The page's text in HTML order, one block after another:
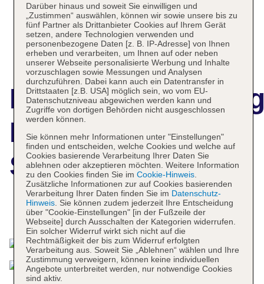
Residence Jean
Sebastien Bach
Das bietet Ihre Unterkunft
Darüber hinaus und soweit Sie einwilligen und
„Zustimmen“ auswählen, können wir sowie unsere bis zu
fünf Partner als Drittanbieter Cookies auf Ihrem Gerät
setzen, andere Technologien verwenden und
personenbezogene Daten [z. B. IP-Adresse] von Ihnen
erheben und verarbeiten, um Ihnen auf oder neben
unserer Webseite personalisierte Werbung und Inhalte
vorzuschlagen sowie Messungen und Analysen
durchzuführen. Dabei kann auch ein Datentransfer in
Drittstaaten [z.B. USA] möglich sein, wo vom EU-
Datenschutzniveau abgewichen werden kann und
Zugriffe von dortigen Behörden nicht ausgeschlossen
werden können.
Sie können mehr Informationen unter "Einstellungen"
finden und entscheiden, welche Cookies und welche auf
Cookies basierende Verarbeitung Ihrer Daten Sie
ablehnen oder akzeptieren möchten. Weitere Information
zu den Cookies finden Sie im Cookie-Hinweis.
Zusätzliche Informationen zur auf Cookies basierenden
Verarbeitung Ihrer Daten finden Sie im Datenschutz-
Hinweis. Sie können zudem jederzeit Ihre Entscheidung
über "Cookie-Einstellungen" [in der Fußzeile der
Webseite] durch Ausschalten der Kategorien widerrufen.
Ein solcher Widerruf wirkt sich nicht auf die
Rechtmäßigkeit der bis zum Widerruf erfolgten
Verarbeitung aus. Soweit Sie „Ablehnen“ wählen und Ihre
Zustimmung verweigern, können keine individuellen
Angebote unterbreitet werden, nur notwendige Cookies
sind aktiv.